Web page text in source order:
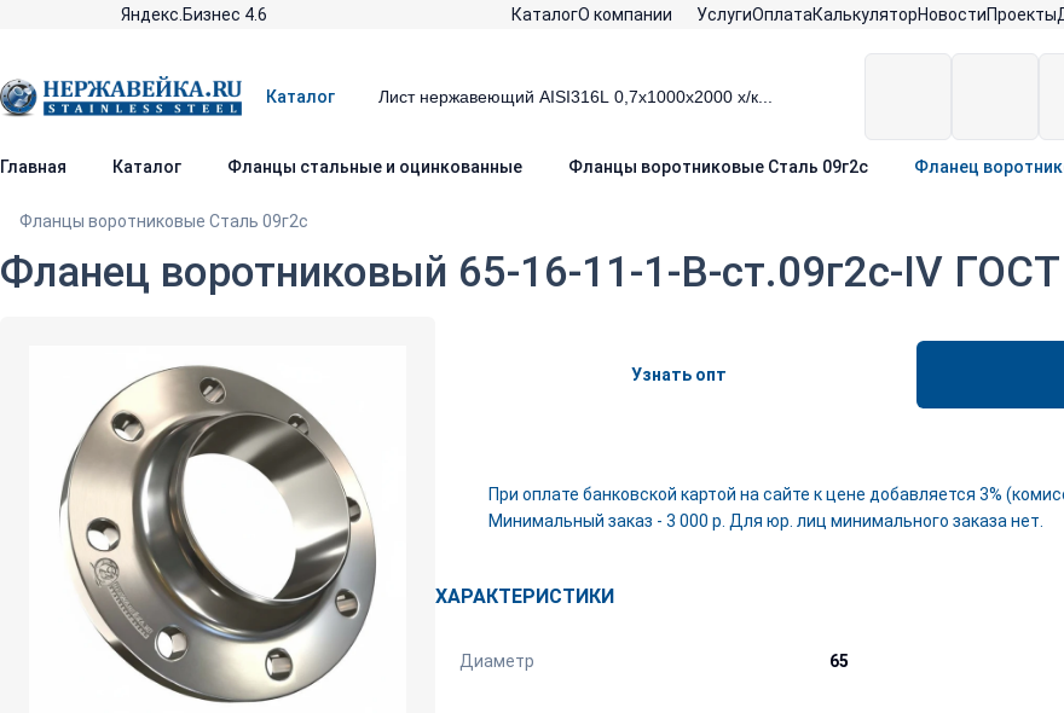
Яндекс.Бизнес 4.6 КаталогО компании УслугиОплатаКалькуляторНовостиПроекты
Каталог
Главная Каталог Фланцы стальные и оцинкованные Фланцы воротниковые Сталь 09г2с Фланец
Фланцы воротниковые Сталь 09г2с
Фланец воротниковый 65-16-11-1-B-ст.09г2с-IV
Узнать опт
При оплате банковской картой на сайте к цене добавляется 3%
Минимальный заказ - 3 000 р. Для юр. лиц минимального заказа нет.
ХАРАКТЕРИСТИКИ
Диаметр 65